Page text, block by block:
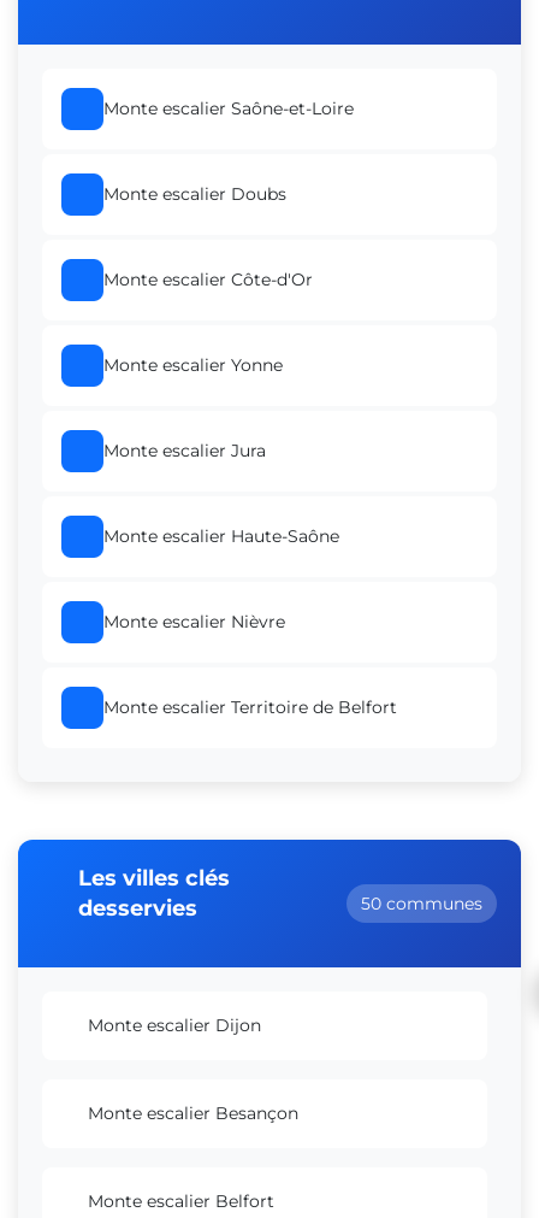
Monte escalier Saône-et-Loire
Monte escalier Doubs
Monte escalier Côte-d'Or
Monte escalier Yonne
Monte escalier Jura
Monte escalier Haute-Saône
Monte escalier Nièvre
Monte escalier Territoire de Belfort
Les villes clés
desservies
50 communes
Monte escalier Dijon
Monte escalier Besançon
Monte escalier Belfort